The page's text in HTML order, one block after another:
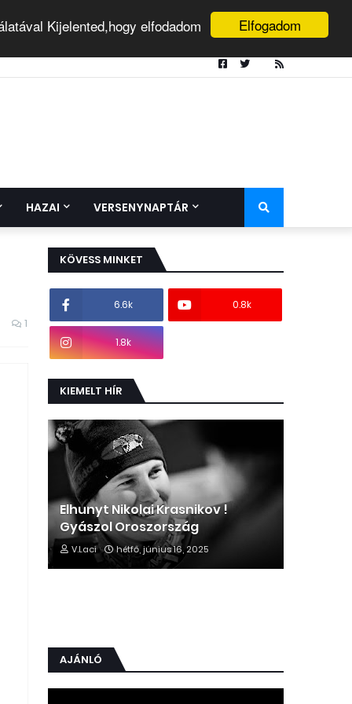
Elfogadom
Kijelented,hogy elfodadom
HAZAI VERSENYNAPTÁR
1
KÖVESS MINKET
6.6k 0.8k
1.8k
KIEMELT HÍR
Elhunyt Nikolai Krasnikov !
Gyászol Oroszország
V.Laci hétfő, június 16, 2025
AJÁNLÓ